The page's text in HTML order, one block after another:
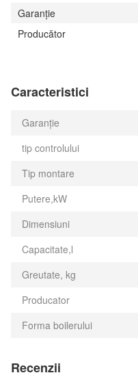
Garanție
Producător
Caracteristici
Garanție
tip controlului
Tip montare
Putere,kW
Dimensiuni
Capacitate,l
Greutate, kg
Producator
Forma boilerului
Recenzii